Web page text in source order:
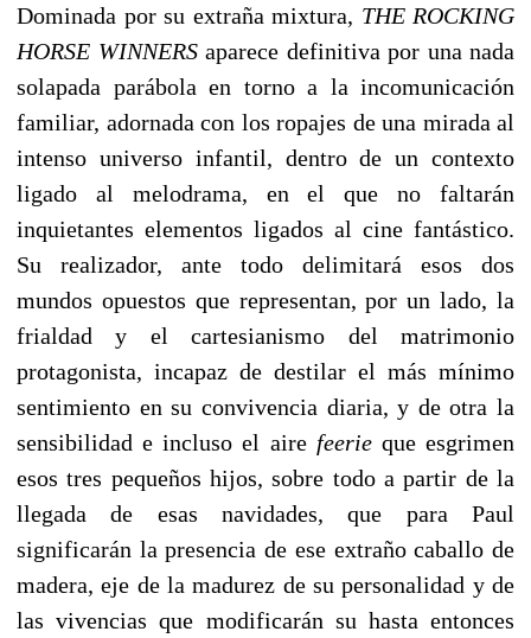
Dominada por su extraña mixtura, THE ROCKING
HORSE WINNERSaparece definitiva por una nada
solapada parábola en torno a la incomunicación
familiar, adornada con los ropajes de una mirada al
intenso universo infantil, dentro de un contexto
ligado al melodrama, en el que no faltarán
inquietantes elementos ligados al cine fantástico.
Su realizador, ante todo delimitará esos dos
mundos opuestos que representan, por un lado, la
frialdad y el cartesianismo del matrimonio
protagonista, incapaz de destilar el más mínimo
sentimiento en su convivencia diaria, y de otra la
sensibilidad e incluso el aire feerieque esgrimen
esos tres pequeños hijos, sobre todo a partir de la
llegada de esas navidades, que para Paul
significarán la presencia de ese extraño caballo de
madera, eje de la madurez de su personalidad y de
las vivencias que modificarán su hasta entonces